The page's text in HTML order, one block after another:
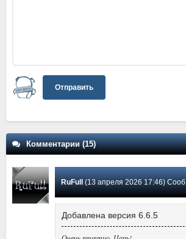
Отправить
Комментарии (15)
RuFull (13 апреля 2026 17:46) Сообщение #14
Добавлена версия 6.6.5